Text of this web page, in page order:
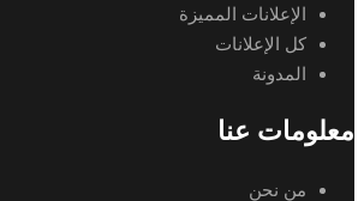
الإعلانات المميزة
كل الإعلانات
المدونة
معلومات عنا
من نحن